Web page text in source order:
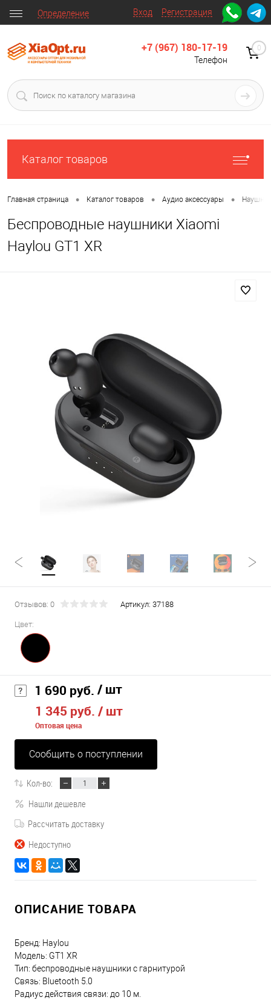
Вход Регистрация
Определение
+7 (967) 180-17-19
Телефон
0
Каталог товаров
Главная страница • Каталог товаров • Аудио аксессуары •
Беспроводные наушники Xiaomi
Haylou GT1 XR
Отзывов: 0 Артикул: 37188
Цвет:
1 690 руб. / шт
1 345 руб. / шт
Оптовая цена
Сообщить о поступлении
Кол-во:
Нашли дешевле
Рассчитать доставку
Недоступно
ОПИСАНИЕ ТОВАРА
Бренд: Haylou
Модель: GT1 XR
Тип: беспроводные наушники с гарнитурой
Связь: Bluetooth 5.0
Радиус действия связи: до 10 м.